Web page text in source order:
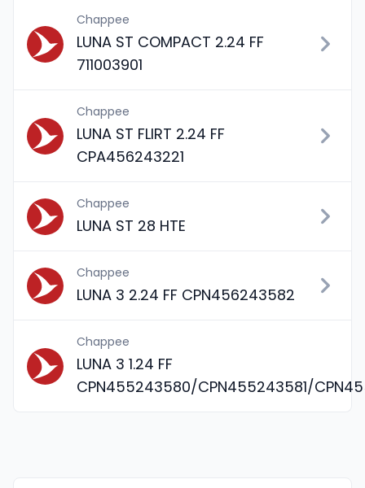
Chappee
LUNA ST COMPACT 2.24 FF
711003901
Chappee
LUNA ST FLIRT 2.24 FF
CPA456243221
Chappee
LUNA ST 28 HTE
Chappee
LUNA 3 2.24 FF CPN456243582
Chappee
LUNA 3 1.24 FF
CPN455243580/CPN455243581/